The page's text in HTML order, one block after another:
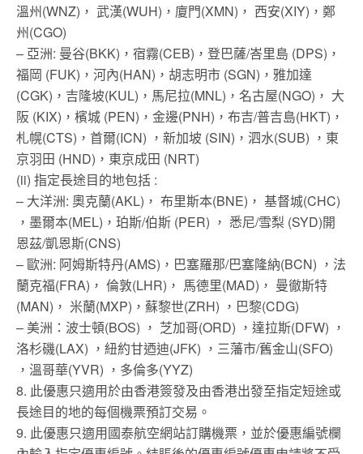
溫州(WNZ)， 武漢(WUH)，廈門(XMN)， 西安(XIY)，鄭
州(CGO)
– 亞洲: 曼谷(BKK)，宿霧(CEB)，登巴薩/峇里島 (DPS)，
福岡 (FUK)，河內(HAN)，胡志明市 (SGN)，雅加達
(CGK)，吉隆坡(KUL)，馬尼拉(MNL)，名古屋(NGO)， 大
阪 (KIX)，檳城 (PEN)，金邊(PNH)，布吉/普吉島(HKT)，
札幌(CTS)，首爾(ICN) ，新加坡 (SIN)，泗水(SUB) ，東
京羽田 (HND)，東京成田 (NRT)
(ii) 指定長途目的地包括 :
– 大洋洲: 奧克蘭(AKL)， 布里斯本(BNE)， 基督城(CHC)
，墨爾本(MEL)，珀斯/伯斯 (PER) ， 悉尼/雪梨 (SYD)開
恩茲/凱恩斯(CNS)
– 歐洲: 阿姆斯特丹(AMS)，巴塞羅那/巴塞隆納(BCN) ，法
蘭克福(FRA)， 倫敦(LHR)， 馬德里(MAD)， 曼徹斯特
(MAN)， 米蘭(MXP)，蘇黎世(ZRH) ，巴黎(CDG)
– 美洲：波士頓(BOS) ， 芝加哥(ORD) ，達拉斯(DFW) ，
洛杉磯(LAX) ，紐約甘迺迪(JFK) ，三藩市/舊金山(SFO)
，溫哥華(YVR) ，多倫多(YYZ)
8. 此優惠只適用於由香港簽發及由香港出發至指定短途或
長途目的地的每個機票預訂交易。
9. 此優惠只適用國泰航空網站訂購機票，並於優惠編號欄